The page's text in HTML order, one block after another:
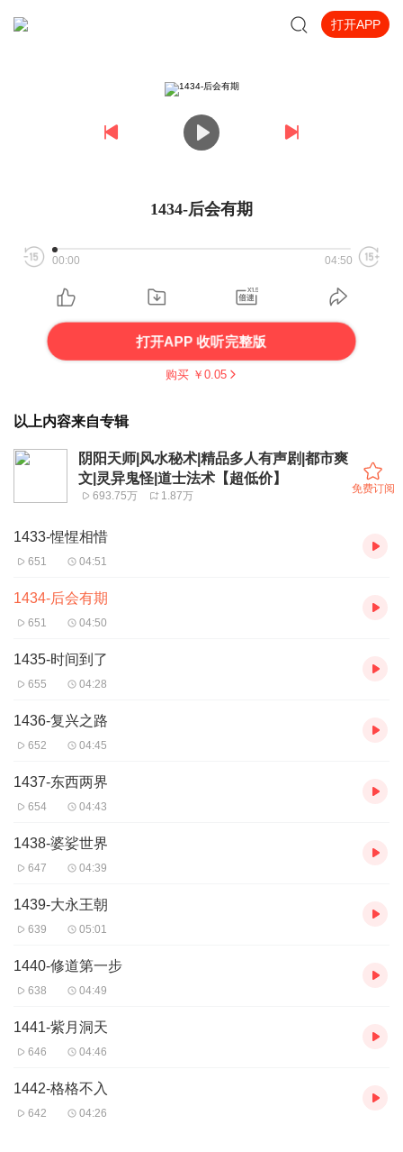
打开APP
1434-后会有期
00:00 04:50
打开APP 收听完整版
购买 ￥ 0.05
以上内容来自专辑
阴阳天师|风水秘术|精品多人有声剧|都市爽
文|灵异鬼怪|道士法术【超低价】
693.75万 1.87万
免费订阅
1433-惺惺相惜
651 04:51
1434-后会有期
651 04:50
1435-时间到了
655 04:28
1436-复兴之路
652 04:45
1437-东西两界
654 04:43
1438-婆娑世界
647 04:39
1439-大永王朝
639 05:01
1440-修道第一步
638 04:49
1441-紫月洞天
646 04:46
1442-格格不入
642 04:26